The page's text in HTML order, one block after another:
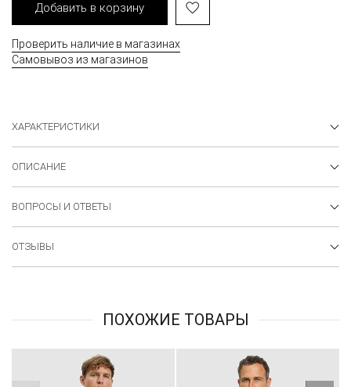
Добавить в корзину
Проверить наличие в магазинах
Самовывоз из магазинов
ХАРАКТЕРИСТИКИ
ОПИСАНИЕ
ВОПРОСЫ И ОТВЕТЫ
ОТЗЫВЫ
ПОХОЖИЕ ТОВАРЫ